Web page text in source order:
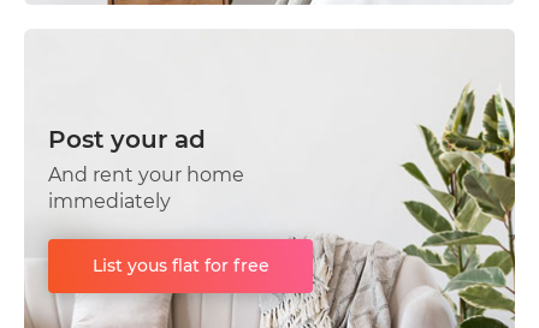
Post your ad
And rent your home
immediately
List yous flat for free